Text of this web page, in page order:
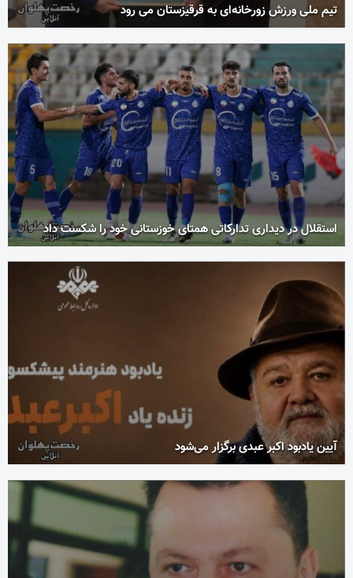
تیم ملی ورزش زورخانه‌ای به قرقیزستان می رود
استقلال در دیداری تدارکاتی همتای خوزستانی خود را شکست داد
آیین یادبود اکبر عبدی برگزار می‌شود